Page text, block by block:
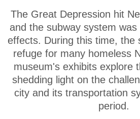
The Great Depression hit
and the subway system
effects. During this time, the
refuge for many homeless
museum's exhibits explore
shedding light on the
city and its transportation
period.